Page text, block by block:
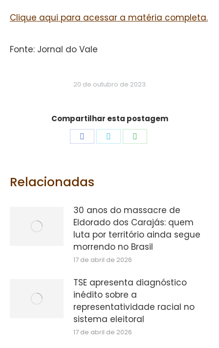
Clique aqui para acessar a matéria completa.
Fonte: Jornal do Vale
20 de outubro de 2023
Compartilhar esta postagem
Relacionadas
30 anos do massacre de
Eldorado dos Carajás: quem
luta por território ainda segue
morrendo no Brasil
17 de abril de 2026
TSE apresenta diagnóstico
inédito sobre a
representatividade racial no
sistema eleitoral
17 de abril de 2026